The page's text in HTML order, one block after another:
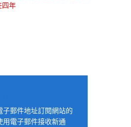
四年
子郵件地址訂閱網站的
用電子郵件接收新通